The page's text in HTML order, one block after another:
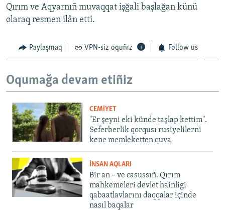
Qırım ve Aqyarnıñ muvaqqat işğali başlağan künü
olaraq resmen ilân etti.
Paylaşmaq VPN-siz oquñız Follow us
Oqumağa devam etiñiz
CEMİYET
"Er şeyni eki künde taşlap kettim".
Seferberlik qorqusı rusiyelilerni
kene memleketten quva
İNSAN AQLARI
Bir an – ve casussıñ. Qırım
mahkemeleri devlet hainligi
qabaatlavlarını daqqalar içinde
nasıl baqalar